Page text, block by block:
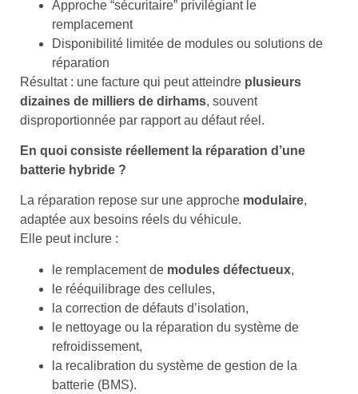
Approche “sécuritaire” privilégiant le
remplacement
Disponibilité limitée de modules ou solutions de
réparation
Résultat : une facture qui peut atteindre plusieurs
dizaines de milliers de dirhams, souvent
disproportionnée par rapport au défaut réel.
En quoi consiste réellement la réparation d’une
batterie hybride ?
La réparation repose sur une approche modulaire,
adaptée aux besoins réels du véhicule.
Elle peut inclure :
le remplacement de modules défectueux,
le rééquilibrage des cellules,
la correction de défauts d’isolation,
le nettoyage ou la réparation du système de
refroidissement,
la recalibration du système de gestion de la
batterie (BMS).